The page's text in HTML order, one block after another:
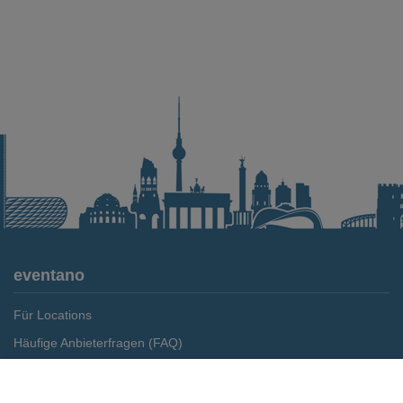
eventano
Für Locations
Häufige Anbieterfragen (FAQ)